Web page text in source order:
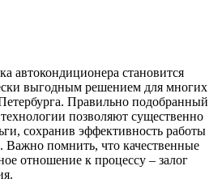
автокондиционера становится
выгодным решением для многих
Правильно подобранный
позволяют существенно
сохранив эффективность работы
Важно помнить, что качественные
отношение к процессу – залог